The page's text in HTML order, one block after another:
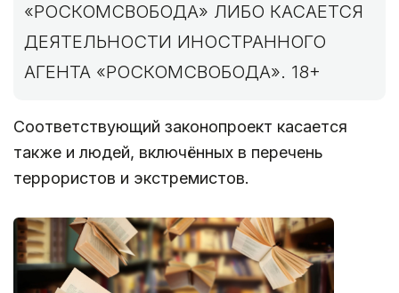
«РОСКОМСВОБОДА» ЛИБО КАСАЕТСЯ
ДЕЯТЕЛЬНОСТИ ИНОСТРАННОГО
АГЕНТА «РОСКОМСВОБОДА». 18+
Соответствующий законопроект касается
также и людей, включённых в перечень
террористов и экстремистов.